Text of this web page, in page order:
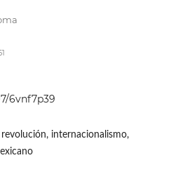
6vnf7p39
internacionalismo,